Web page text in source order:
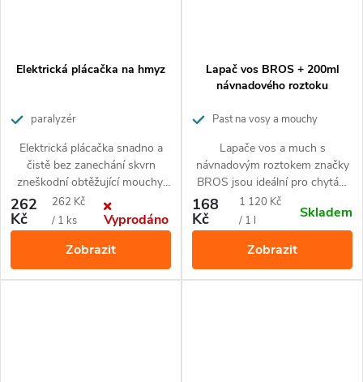
Elektrická plácačka na hmyz
paralyzér
Elektrická plácačka snadno a
čistě bez zanechání skvrn
zneškodní obtěžující mouchy,
vosy, komáry a jiný nepříjemný
hmyz. Pro vnitřní i venkovní
použití. Ideální pomocník při
kempování, grilování nebo
posezení na terase.
262
Kč
Měrná
cena:
262 Kč
/ 1 ks
Vyprodáno
Zobrazit
Lapač vos BROS + 200ml
návnadového roztoku
Past na vosy a mouchy
Lapače vos a much s
návnadovým roztokem značky
BROS jsou ideální pro chytání
vos na zahradě, terase či na
zahrádkách restaurací.
Návnadový roztok obsahuje
aromatické složky, které nalákají
vosy dovnitř do lapače, z
kterého se po té už nemohou
168
Kč
Měrná
cena:
1 120 Kč
/ 1 l
Skladem
Zobrazit